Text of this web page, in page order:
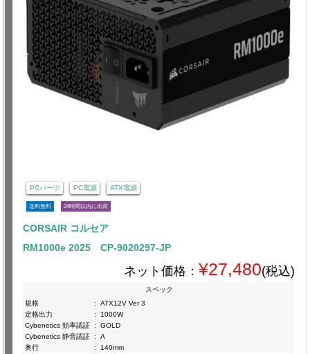
PCパーツ PC電源 ATX電源
送料無料 24時間以内に出荷
CORSAIR コルセア
RM1000e 2025 CP-9020297-JP
ネット価格： ¥27,480(税込)
スペック
規格
:
ATX12V Ver 3
定格出力
:
1000W
Cybenetics 効率認証 :
GOLD
Cybenetics 静音認証 :
A
奥行
: 140mm